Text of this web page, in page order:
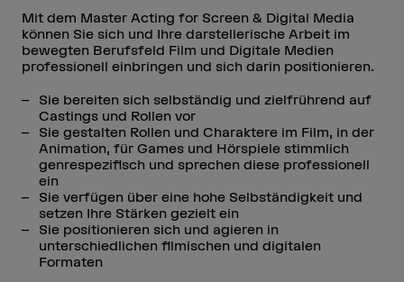
Mit dem Master Acting for Screen & Digital Media
können Sie sich und Ihre darstellerische Arbeit im
bewegten Berufsfeld Film und Digitale Medien
professionell einbringen und sich darin positionieren.
Sie bereiten sich selbständig und zielfrührend auf
Castings und Rollen vor
Sie gestalten Rollen und Charaktere im Film, in der
Animation, für Games und Hörspiele stimmlich
genrespezifisch und sprechen diese professionell
ein
Sie verfügen über eine hohe Selbständigkeit und
setzen Ihre Stärken gezielt ein
Sie positionieren sich und agieren in
unterschiedlichen filmischen und digitalen
Formaten